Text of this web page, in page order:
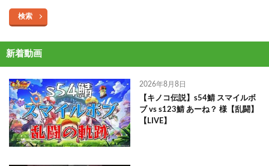
検索
新着動画
2026年8月8日
【キノコ伝説】s54鯖 スマイルボ
ブ vs s123鯖 あーね？ 様【乱闘】
【LIVE】